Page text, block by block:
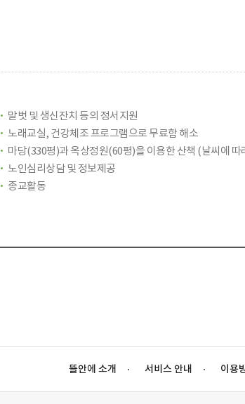
말벗 및 생신잔치 등의 정서지원
노래교실, 건강체조 프로그램으로 무료함 해소
마당(330평)과 옥상정원(60평)을 이용한 산책 (날씨에 따
노인심리상담 및 정보제공
종교활동
뜰안에 소개 서비스 안내 이용